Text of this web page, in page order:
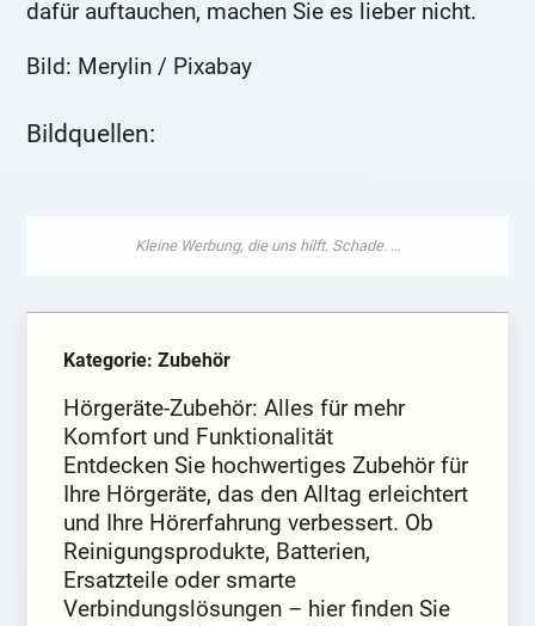
dafür auftauchen, machen Sie es lieber nicht.
Bild: Merylin / Pixabay
Bildquellen:
Kategorie: Zubehör
Hörgeräte-Zubehör: Alles für mehr
Komfort und Funktionalität
Entdecken Sie hochwertiges Zubehör für
Ihre Hörgeräte, das den Alltag erleichtert
und Ihre Hörerfahrung verbessert. Ob
Reinigungsprodukte, Batterien,
Ersatzteile oder smarte
Verbindungslösungen – hier finden Sie